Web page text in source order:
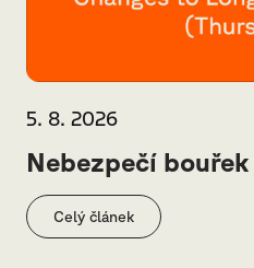
5. 8. 2026
Nebezpečí
Celý článek